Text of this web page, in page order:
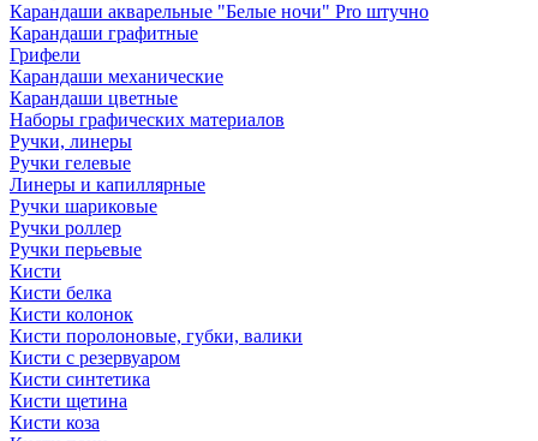
Карандаши акварельные "Белые ночи" Pro штучно
Карандаши графитные
Грифели
Карандаши механические
Карандаши цветные
Наборы графических материалов
Ручки, линеры
Ручки гелевые
Линеры и капиллярные
Ручки шариковые
Ручки роллер
Ручки перьевые
Кисти
Кисти белка
Кисти колонок
Кисти поролоновые, губки, валики
Кисти с резервуаром
Кисти синтетика
Кисти щетина
Кисти коза